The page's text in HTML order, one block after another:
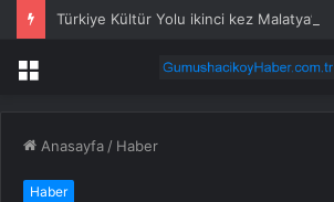
Türkiye Kültür Yolu ikinci kez
Menü
Anasayfa / Haber
Haber